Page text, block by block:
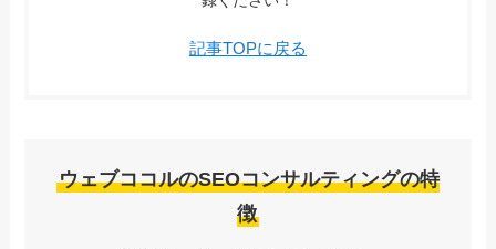
記事TOPに戻る
ウェブココルのSEOコンサルティングの特
徴